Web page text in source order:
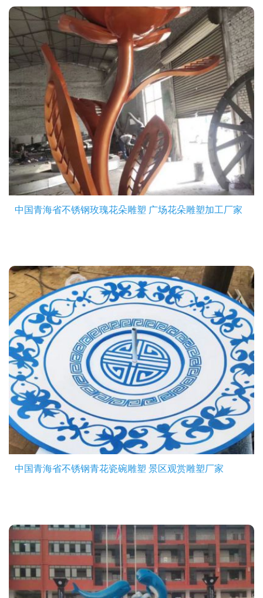
中国青海省不锈钢玫瑰花朵雕塑 广场花朵雕塑加工厂家
中国青海省不锈钢青花瓷碗雕塑 景区观赏雕塑厂家